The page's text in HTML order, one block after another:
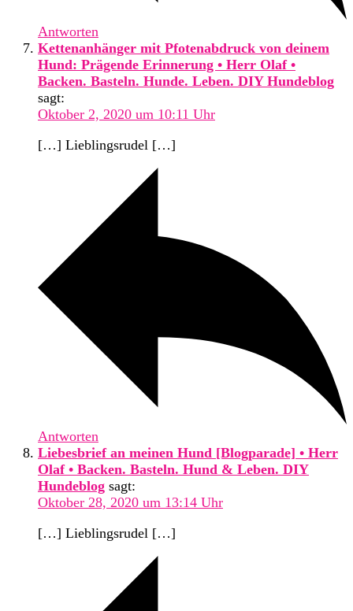
Antworten
Kettenanhänger mit Pfotenabdruck von deinem
Hund: Prägende Erinnerung • Herr Olaf •
Backen. Basteln. Hunde. Leben. DIY Hundeblog
sagt:
Oktober 2, 2020 um 10:11 Uhr
[…] Lieblingsrudel […]
Antworten
Liebesbrief an meinen Hund [Blogparade] • Herr
Olaf • Backen. Basteln. Hund & Leben. DIY
Hundeblog sagt:
Oktober 28, 2020 um 13:14 Uhr
[…] Lieblingsrudel […]